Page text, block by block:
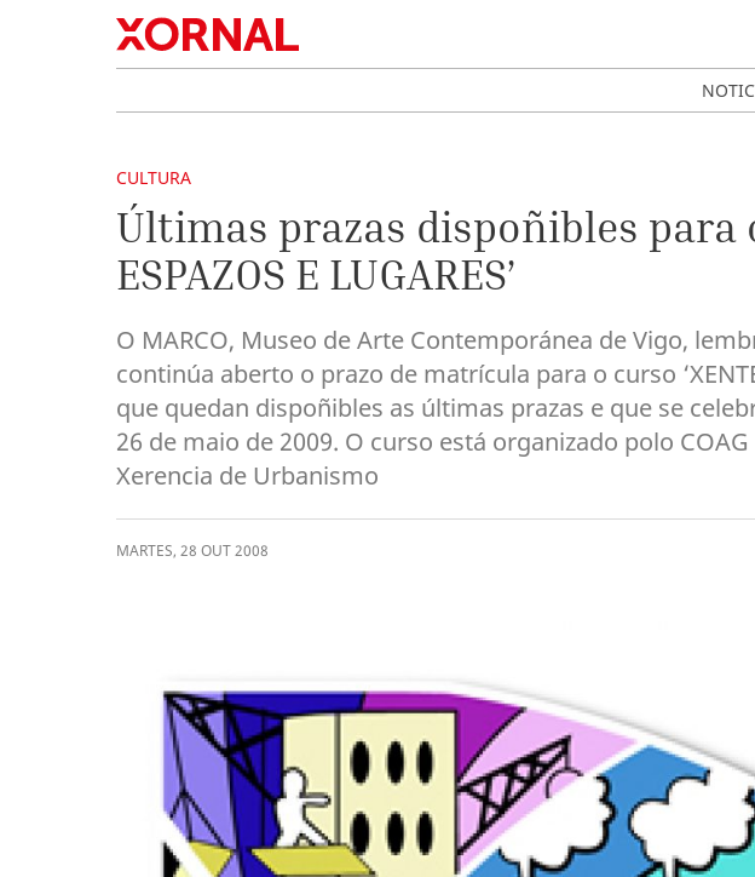
CULTURA
Últimas prazas dispoñibles para
ESPAZOS E LUGARES’
O MARCO, Museo de Arte Contemporánea de Vigo,
continúa aberto o prazo de matrícula para o curso
que quedan dispoñibles as últimas prazas e que se
26 de maio de 2009. O curso está organizado polo
Xerencia de Urbanismo
MARTES, 28 OUT2008